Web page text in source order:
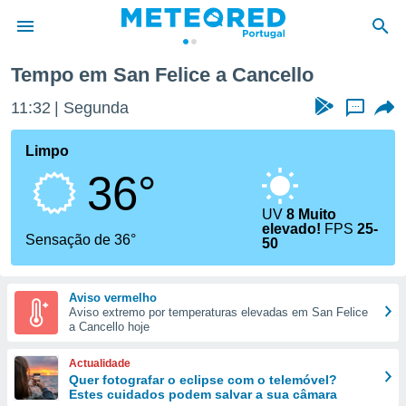
da
foi
fornecidas
a este
das
e
forma
digital
Tempo em San Felice a Cancello
11:32 Segunda ...
Limpo
36°
Sensação de 36°
UV8 Muito
elevado! FPS25-
50
Aviso vermelho
Aviso extremo por temperaturas elevadas em San Felice
a Cancello hoje
Actualidade
Quer fotografar o eclipse com o telemóvel?
Estes cuidados podem salvar a sua câmara